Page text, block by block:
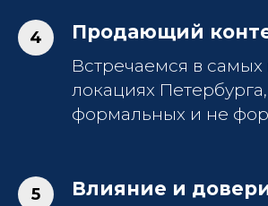
Продающий
Встречаемся в самых
локациях Петербурга,
формальных и не
Влияние и